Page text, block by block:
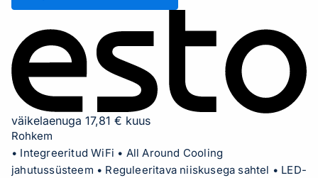
väikelaenuga 17,81 € kuus
Rohkem
• Integreeritud WiFi • All Around Cooling
jahutussüsteem • Reguleeritava niiskusega sahtel • LED-